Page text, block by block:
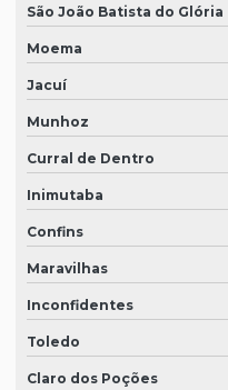
São João Batista do Glória
Moema
Jacuí
Munhoz
Curral de Dentro
Inimutaba
Confins
Maravilhas
Inconfidentes
Toledo
Claro dos Poções